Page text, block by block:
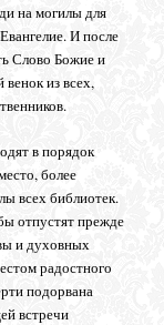
на могилы для
И после
Слово Божие и
венок из всех,
в порядок
более
всех библиотек.
отпустят прежде
и духовных
радостного
подорвана
встречи